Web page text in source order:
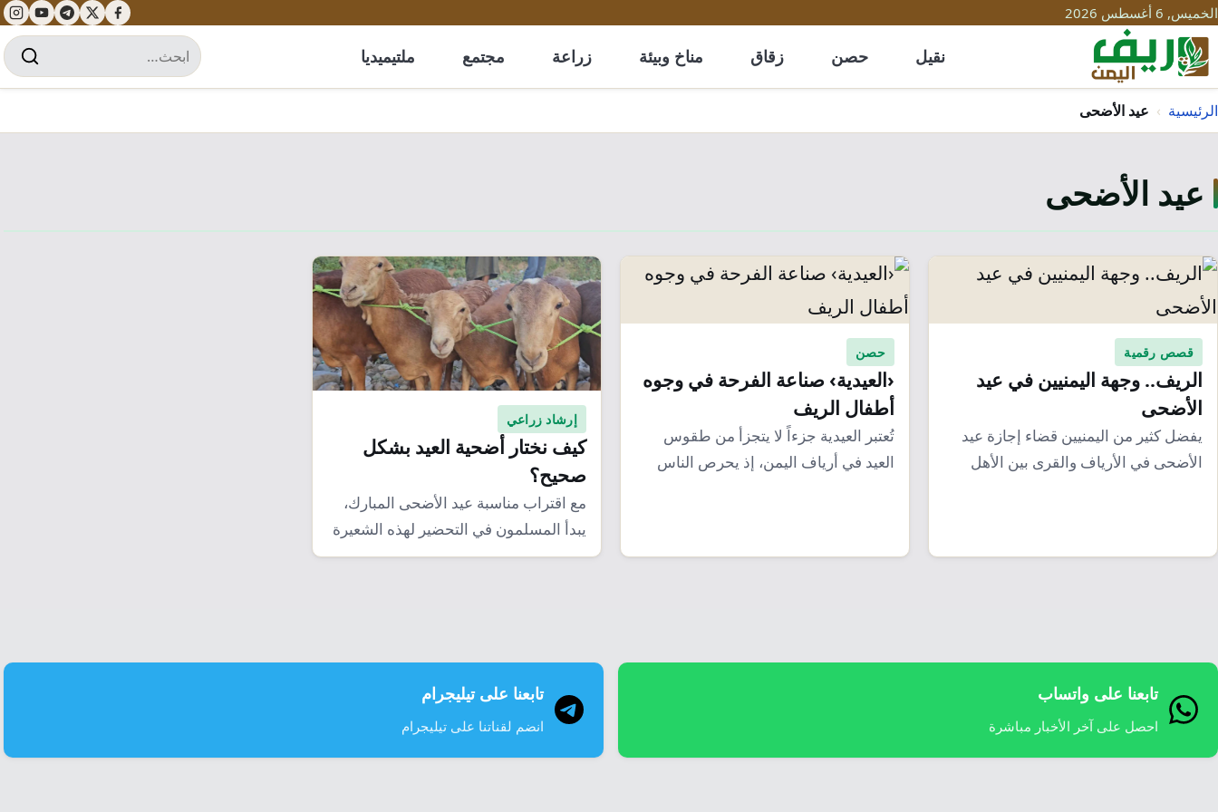
الخميس, 6 أغسطس 2026
نقيل حصن زقاق مناخ وبيئة زراعة مجتمع ملتيميديا
الرئيسية › عيد الأضحى
عيد الأضحى
قصص رقمية
الريف.. وجهة اليمنيين في عيد
الأضحى
يفضل كثير من اليمنيين قضاء إجازة عيد
الأضحى في الأرياف والقرى بين الأهل
حصن
‹العيدية› صناعة الفرحة في وجوه
أطفال الريف
تُعتبر العيدية جزءاً لا يتجزأ من طقوس
العيد في أرياف اليمن، إذ يحرص الناس
إرشاد زراعي
كيف نختار أضحية العيد بشكل
صحيح؟
مع اقتراب مناسبة عيد الأضحى المبارك،
يبدأ المسلمون في التحضير لهذه الشعيرة
العظيمة التي…
تابعنا على واتساب
احصل على آخر الأخبار مباشرة
تابعنا على تيليجرام
انضم لقناتنا على تيليجرام